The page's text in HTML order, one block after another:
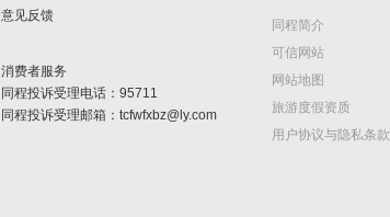
意见反馈
消费者服务
同程投诉受理电话：95711
同程投诉受理邮箱：tcfwfxbz@ly.com
同程简介
可信网站
网站地图
旅游度假资质
用户协议与隐私条款